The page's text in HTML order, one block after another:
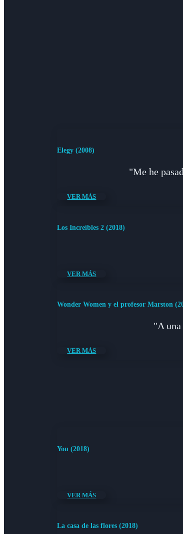
Elegy (2008)
"Me he
VER MÁS
Los Increíbles 2 (2018)
VER MÁS
Wonder Women y el profesor Marston
"A
VER MÁS
You (2018)
VER MÁS
La casa de las flores (2018)